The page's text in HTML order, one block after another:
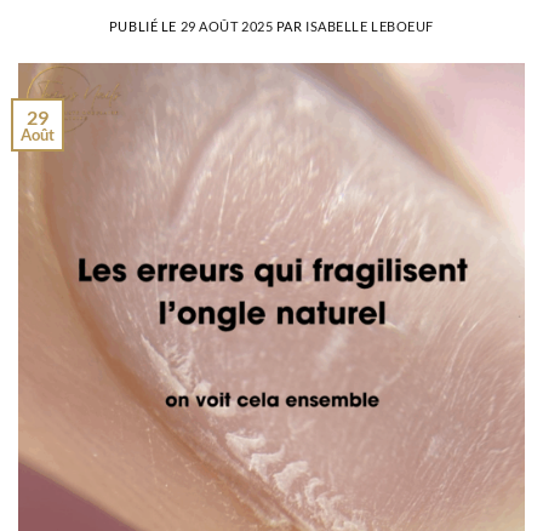
PUBLIÉ LE 29 AOÛT 2025 PAR ISABELLE LEBOEUF
29
Août